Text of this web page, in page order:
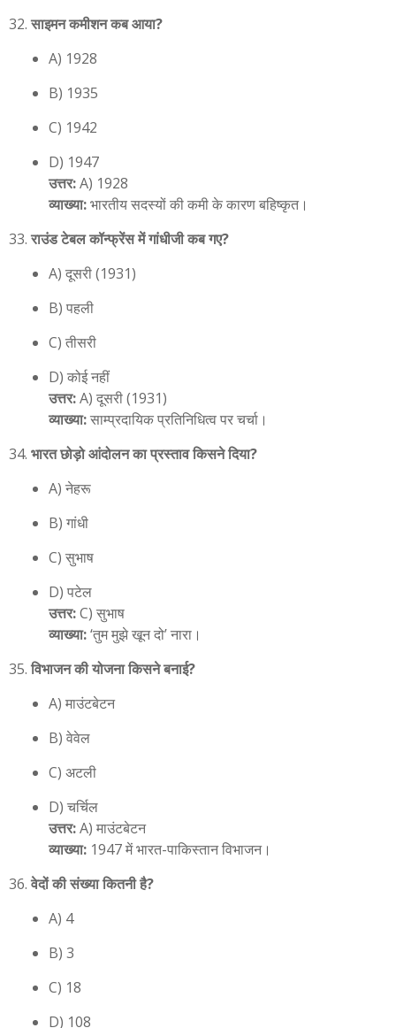
साइमन कमीशन कब आया?
A) 1928
B) 1935
C) 1942
D) 1947
उत्तर:A) 1928
व्याख्या:भारतीय सदस्यों की कमी के कारण बहिष्कृत।
राउंड टेबल कॉन्फ्रेंस में गांधीजी कब गए?
A) दूसरी (1931)
B) पहली
C) तीसरी
D) कोई नहीं
उत्तर:A) दूसरी (1931)
व्याख्या:साम्प्रदायिक प्रतिनिधित्व पर चर्चा।
भारत छोड़ो आंदोलन का प्रस्ताव किसने दिया?
A) नेहरू
B) गांधी
C) सुभाष
D) पटेल
उत्तर:C) सुभाष
व्याख्या:‘तुम मुझे खून दो’ नारा।
विभाजन की योजना किसने बनाई?
A) माउंटबेटन
B) वेवेल
C) अटली
D) चर्चिल
उत्तर:A) माउंटबेटन
व्याख्या: 1947 में भारत-पाकिस्तान विभाजन।
वेदों की संख्या कितनी है?
A) 4
B) 3
C) 18
D) 108